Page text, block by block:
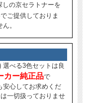
の京セラトナーを
ご提供しておりま
。
べる3色セットは良
カー純正品で
心してお求めくだ
一切扱っておりませ